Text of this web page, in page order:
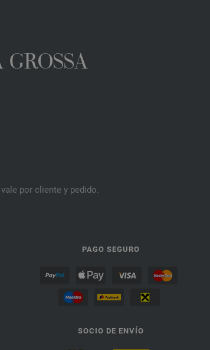
por cliente y pedido.
PAGO SEGURO
SOCIO DE ENVÍO